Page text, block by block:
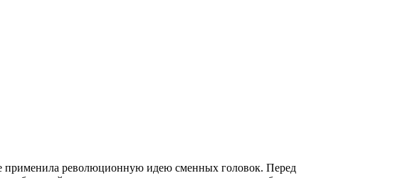
применила революционную идею сменных головок. Перед